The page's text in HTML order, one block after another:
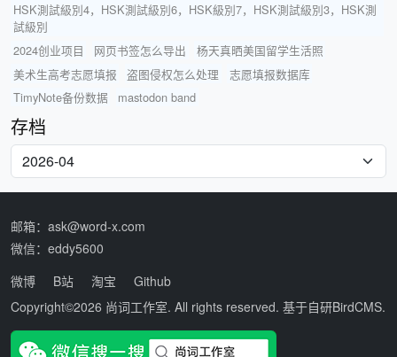
HSK測試級別4，HSK測試級別6，HSK級別7，HSK測試級別3，HSK測
試級別
2024创业项目
网页书签怎么导出
杨天真晒美国留学生活照
美术生高考志愿填报
盗图侵权怎么处理
志愿填报数据库
TimyNote备份数据
mastodon band
存档
邮箱：ask@word-x.com
微信：eddy5600
微博
B站 淘宝
Github
Copyright©2026 尚词工作室. All rights reserved. 基于自研BirdCMS.